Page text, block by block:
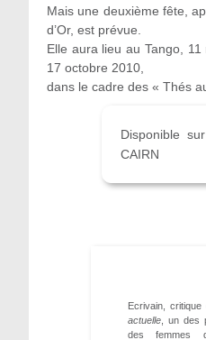
Mais une deuxième fête,
d’Or, est prévue.
Elle aura lieu au Tango,
17 octobre 2010,
dans le cadre des « Thés
Disponible
CAIRN
Ecrivain,
actuelle, un des
des femmes